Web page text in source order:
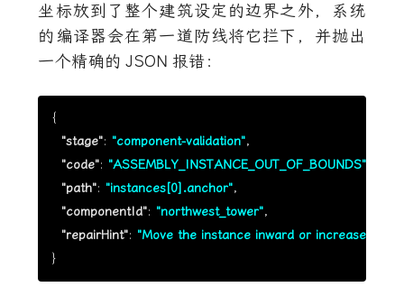
坐标放到了整个建筑设定的边界之外，系统
的编译器会在第一道防线将它拦下，并抛出
一个精确的 JSON 报错：
{
"stage": "component-validation",
"code": "ASSEMBLY_INSTANCE_OUT_OF_BOUNDS"
"path": "instances[0].anchor",
"componentId": "northwest_tower",
"repairHint": "Move the instance inward or increase